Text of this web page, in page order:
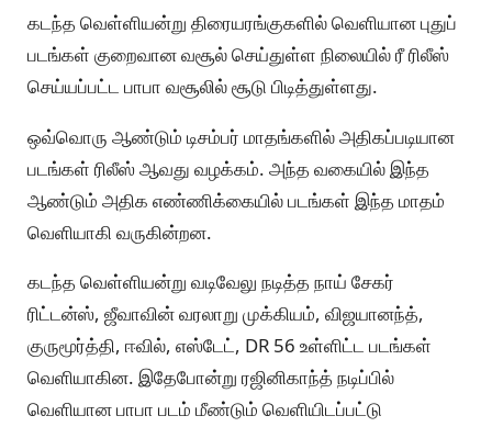
கடந்த வெள்ளியன்று திரையரங்குகளில் வெளியான புதுப்
படங்கள் குறைவான வசூல் செய்துள்ள நிலையில் ரீ ரிலீஸ்
செய்யப்பட்ட பாபா வசூலில் சூடு பிடித்துள்ளது.
ஒவ்வொரு ஆண்டும் டிசம்பர் மாதங்களில் அதிகப்படியான
படங்கள் ரிலீஸ் ஆவது வழக்கம். அந்த வகையில் இந்த
ஆண்டும் அதிக எண்ணிக்கையில் படங்கள் இந்த மாதம்
வெளியாகி வருகின்றன.
கடந்த வெள்ளியன்று வடிவேலு நடித்த நாய் சேகர்
ரிட்டன்ஸ், ஜீவாவின் வரலாறு முக்கியம், விஜயானந்த்,
குருமூர்த்தி, ஈவில், எஸ்டேட், DR 56 உள்ளிட்ட படங்கள்
வெளியாகின. இதேபோன்று ரஜினிகாந்த் நடிப்பில்
வெளியான பாபா படம் மீண்டும் வெளியிடப்பட்டு